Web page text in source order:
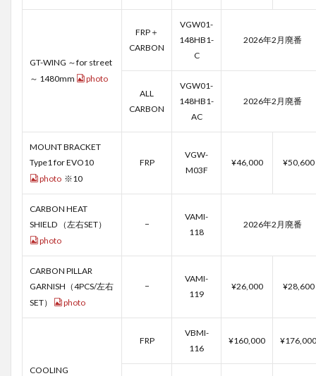
GT-WING ～for street
～ 1480mm
photo
FRP＋
CARBON
VGW01-
148HB1-
C
2026年2月廃番
ALL
CARBON
VGW01-
148HB1-
AC
2026年2月廃番
MOUNT BRACKET
Type1 for EVO10
photo ※10
FRP
VGW-
M03F
¥46,000 ¥50,600
CARBON HEAT
SHIELD （左右SET）
photo
−
VAMI-
118
2026年2月廃番
CARBON PILLAR
GARNISH（4PCS/左右
SET）
photo
−
VAMI-
119
¥26,000 ¥28,600
COOLING
FRP
VBMI-
116
¥160,000 ¥176,000